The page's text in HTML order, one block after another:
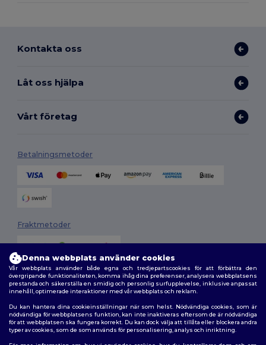
Kontakta oss
Låt oss hjälpa
Vårt företag
Betalningsmetoder
Fraktmetoder
Följ oss
Denna webbplats använder cookies
Vår webbplats använder både egna och tredjepartscookies för att förbättra den
övergripande funktionaliteten, komma ihåg dina preferenser, analysera webbplatsens
prestanda och säkerställa en smidig och personlig surfupplevelse, inklusive anpassat
innehåll, optimerade interaktioner med vår webbplats och reklam.
Du kan hantera dina cookieinställningar när som helst. Nödvändiga cookies, som är
nödvändiga för webbplatsens funktion, kan inte inaktiveras eftersom de är nödvändiga
för att webbplatsen ska fungera korrekt. Du kan dock välja att tillåta eller blockera andra
typer av cookies, som de som används för personalisering, analys och inriktning.